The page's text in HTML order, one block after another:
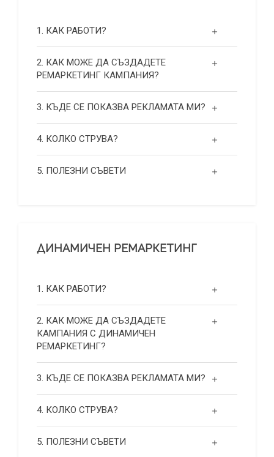
1. КАК РАБОТИ?
2. КАК МОЖЕ ДА СЪЗДАДЕТЕ
РЕМАРКЕТИНГ КАМПАНИЯ?
3. КЪДЕ СЕ ПОКАЗВА РЕКЛАМАТА МИ?
4. КОЛКО СТРУВА?
5. ПОЛЕЗНИ СЪВЕТИ
ДИНАМИЧЕН РЕМАРКЕТИНГ
1. КАК РАБОТИ?
2. КАК МОЖЕ ДА СЪЗДАДЕТЕ
КАМПАНИЯ С ДИНАМИЧЕН
РЕМАРКЕТИНГ?
3. КЪДЕ СЕ ПОКАЗВА РЕКЛАМАТА МИ?
4. КОЛКО СТРУВА?
5. ПОЛЕЗНИ СЪВЕТИ